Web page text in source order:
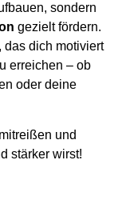
sondern
gezielt fördern.
das dich motiviert
erreichen – ob
oder deine
und
stärker wirst!